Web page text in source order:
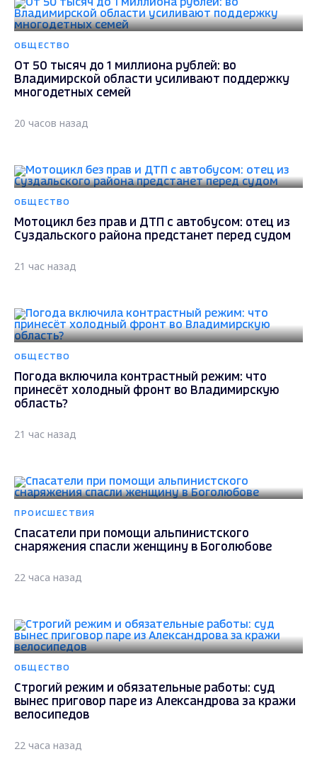
ОБЩЕСТВО
От 50 тысяч до 1 миллиона рублей: во
Владимирской области усиливают поддержку
многодетных семей
20 часов назад
ОБЩЕСТВО
Мотоцикл без прав и ДТП с автобусом: отец из
Суздальского района предстанет перед судом
21 час назад
ОБЩЕСТВО
Погода включила контрастный режим: что
принесёт холодный фронт во Владимирскую
область?
21 час назад
ПРОИСШЕСТВИЯ
Спасатели при помощи альпинистского
снаряжения спасли женщину в Боголюбове
22 часа назад
ОБЩЕСТВО
Строгий режим и обязательные работы: суд
вынес приговор паре из Александрова за кражи
велосипедов
22 часа назад